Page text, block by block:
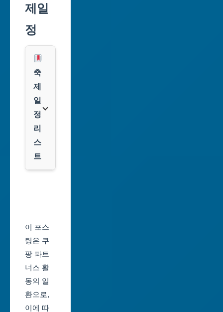
광
역
광
주
광
역
시
대
전
광
광
역
시
세
스
레
쿠
팡
클
룩
제일
정
축
제
일
정
리
스
트
일
정
부
산
이 포스
팅은 쿠
팡 파트
너스 활
동의 일
환으로,
이에 따